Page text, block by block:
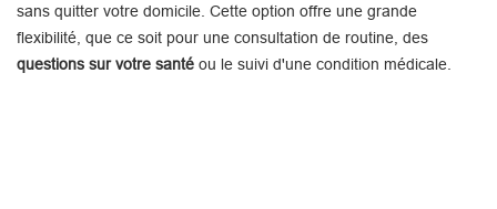
sans quitter votre domicile. Cette option offre une grande
flexibilité, que ce soit pour une consultation de routine, des
questions sur votre santé ou le suivi d'une condition médicale.